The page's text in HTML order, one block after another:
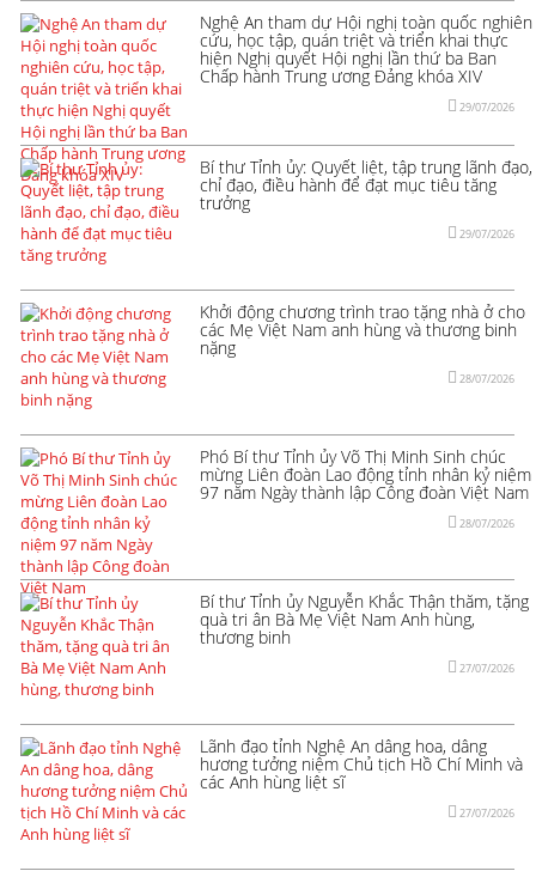
Nghệ An tham dự Hội nghị toàn quốc nghiên
cứu, học tập, quán triệt và triển khai thực
hiện Nghị quyết Hội nghị lần thứ ba Ban
Chấp hành Trung ương Đảng khóa XIV
29/07/2026
Bí thư Tỉnh ủy: Quyết liệt, tập trung lãnh đạo,
chỉ đạo, điều hành để đạt mục tiêu tăng
trưởng
29/07/2026
Khởi động chương trình trao tặng nhà ở cho
các Mẹ Việt Nam anh hùng và thương binh
nặng
28/07/2026
Phó Bí thư Tỉnh ủy Võ Thị Minh Sinh chúc
mừng Liên đoàn Lao động tỉnh nhân kỷ niệm
97 năm Ngày thành lập Công đoàn Việt Nam
28/07/2026
Bí thư Tỉnh ủy Nguyễn Khắc Thận thăm, tặng
quà tri ân Bà Mẹ Việt Nam Anh hùng,
thương binh
27/07/2026
Lãnh đạo tỉnh Nghệ An dâng hoa, dâng
hương tưởng niệm Chủ tịch Hồ Chí Minh và
các Anh hùng liệt sĩ
27/07/2026